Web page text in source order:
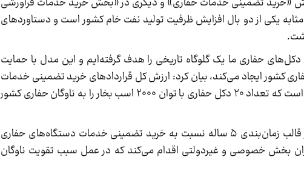
یکی از دو بال افزایش ظرفیت تولید نفت‌ خام کشور است و دستاوردهای
حفاری ما یک گلوگاه تاریخی را هدف گرفته‌ایم و این مدل با حمایت
کشور ایجاد می‌کند، بیان کرد: ارزش کل قراردادهای خرید تضمینی خدمات
حفاری به همراه سرویس‌های جانبی آن حدود یک میلیارد دلار است که تعداد ۲۰ دکل حفاری با توان ۲۰۰۰ اسب بخار را به ناوگان حفاری کشور
پاک‌نژاد افزود: در چارچوب این طرح شرکت ملی نفت ایران در قالب زمان‌بندی ۵ ساله نسبت به خرید تضمینی خدمات دستگاه‌های حفاری
بخش خصوصی و غیردولتی اقدام می‌کند که در عمل سبب تقویت ناوگان